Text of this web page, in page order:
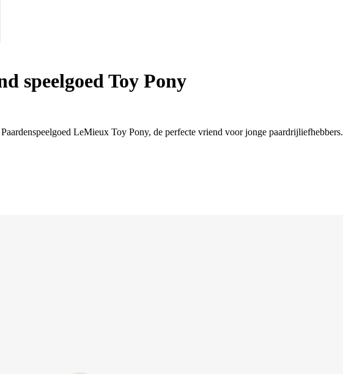
speelgoed Toy Pony
LeMieux Toy Pony, de perfecte vriend voor jonge paardrijliefhebbers.